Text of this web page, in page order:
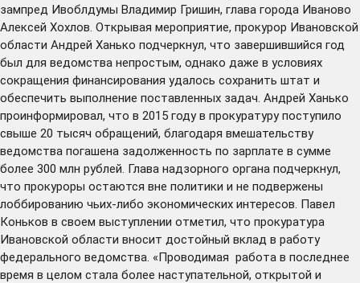
зампред Ивоблдумы Владимир Гришин, глава города Иваново
Алексей Хохлов. Открывая мероприятие, прокурор Ивановской
области Андрей Ханько подчеркнул, что завершившийся год
был для ведомства непростым, однако даже в условиях
сокращения финансирования удалось сохранить штат и
обеспечить выполнение поставленных задач. Андрей Ханько
проинформировал, что в 2015 году в прокуратуру поступило
свыше 20 тысяч обращений, благодаря вмешательству
ведомства погашена задолженность по зарплате в сумме
более 300 млн рублей. Глава надзорного органа подчеркнул,
что прокуроры остаются вне политики и не подвержены
лоббированию чьих-либо экономических интересов. Павел
Коньков в своем выступлении отметил, что прокуратура
Ивановской области вносит достойный вклад в работу
федерального ведомства. «Проводимая работа в последнее
время в целом стала более наступательной, открытой и